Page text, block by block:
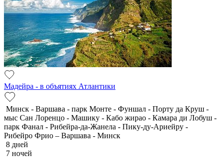
Мадейра - в объятиях Атлантики
Минск - Варшава - парк Монте - Фуншал - Порту да Круш -
мыс Сан Лоренцо - Машику - Кабо жирао - Камара ди Лобуш -
парк Фанал - Рибейра-да-Жанела - Пику-ду-Ариейру -
Рибейро Фрио – Варшава - Минск
8 дней
7 ночей